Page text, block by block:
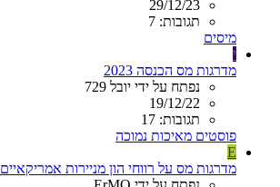
29/12/23
תגובות: 7
מיסים
י
מדרגות מס הכנסה 2023
נפתח על ידי יובל 729
19/12/22
תגובות: 17
פוסטים מאיכות נמוכה
E
מדרגות מס על רווחי הון מניירות אמריקאיים